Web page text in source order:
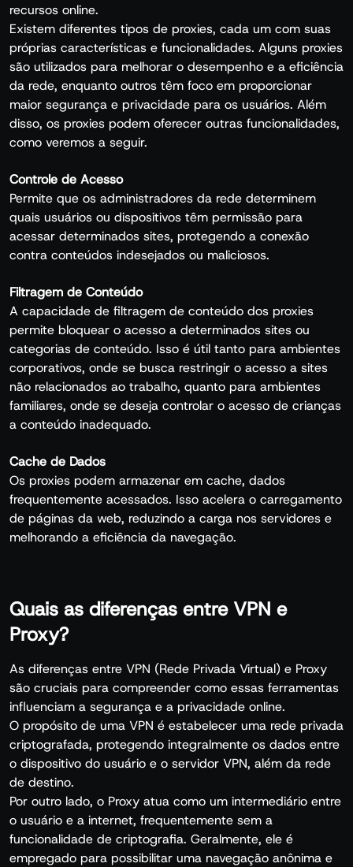
recursos online.
Existem diferentes tipos de proxies, cada um com suas
próprias características e funcionalidades. Alguns proxies
são utilizados para melhorar o desempenho e a eficiência
da rede, enquanto outros têm foco em proporcionar
maior segurança e privacidade para os usuários. Além
disso, os proxies podem oferecer outras funcionalidades,
como veremos a seguir.
Controle de Acesso
Permite que os administradores da rede determinem
quais usuários ou dispositivos têm permissão para
acessar determinados sites, protegendo a conexão
contra conteúdos indesejados ou maliciosos.
Filtragem de Conteúdo
A capacidade de filtragem de conteúdo dos proxies
permite bloquear o acesso a determinados sites ou
categorias de conteúdo. Isso é útil tanto para ambientes
corporativos, onde se busca restringir o acesso a sites
não relacionados ao trabalho, quanto para ambientes
familiares, onde se deseja controlar o acesso de crianças
a conteúdo inadequado.
Cache de Dados
Os proxies podem armazenar em cache, dados
frequentemente acessados. Isso acelera o carregamento
de páginas da web, reduzindo a carga nos servidores e
melhorando a eficiência da navegação.
Quais as diferenças entre VPN e
Proxy?
As diferenças entre VPN (Rede Privada Virtual) e Proxy
são cruciais para compreender como essas ferramentas
influenciam a segurança e a privacidade online.
O propósito de uma VPN é estabelecer uma rede privada
criptografada, protegendo integralmente os dados entre
o dispositivo do usuário e o servidor VPN, além da rede
de destino.
Por outro lado, o Proxy atua como um intermediário entre
o usuário e a internet, frequentemente sem a
funcionalidade de criptografia. Geralmente, ele é
empregado para possibilitar uma navegação anônima e